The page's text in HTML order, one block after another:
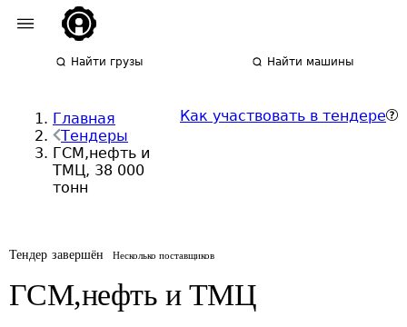
Найти грузы Найти машины
Главная
Тендеры
ГСМ,нефть и
ТМЦ, 38 000
тонн
Как участвовать в тендере
Тендер завершён Несколько поставщиков
ГСМ,нефть и ТМЦ